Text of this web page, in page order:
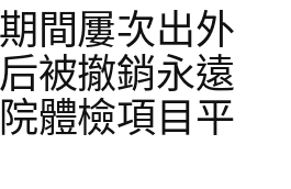
間屢次出外
被撤銷永遠
體檢項目平